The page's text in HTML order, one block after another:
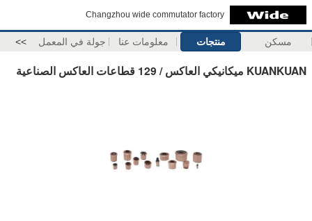
Changzhou wide commutator factory
مسكن منتجات معلومات عنا جولة في المعمل >>
KUANKUAN ميكانيكي العاكس / 129 قطاعات العاكس الصناعية